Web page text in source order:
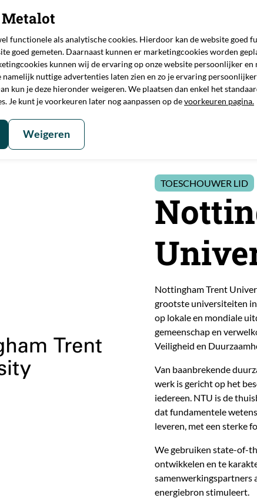
TOESCHOUWER LID
Nottingham Trent
grootste universiteiten
op lokale en mondiale
gemeenschap en
Veiligheid en
Van baanbrekende
werk is gericht op het
iedereen. NTU is de
dat fundamentele
leveren, met een sterke
We gebruiken state-of-
ontwikkelen en te
samenwerkingspartners
energiebron stimuleert.
Metalot
functionele als analytische cookies. Hierdoor kan de website goed
goed gemeten. Daarnaast kunnen er marketingcookies worden
kunnen wij de ervaring op onze website persoonlijker
namelijk nuttige advertenties laten zien en zo je ervaring
kun je deze hieronder weigeren. We plaatsen dan enkel het
Je kunt je voorkeuren later nog aanpassen op devoorkeuren pagina.
Weigeren